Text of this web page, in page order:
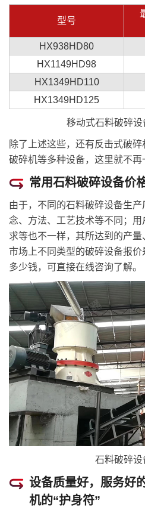
型号
HX938HD80
HX1149HD98
HX1349HD110
HX1349HD125
移动式石料破碎
除了上述这些，还有反击式破
破碎机等多种设备，这里就不再
常用石料破碎设备价
由于，不同的石料破碎设备生
念、方法、工艺技术等不同；
求等也不一样，其所达到的产
市场上不同类型的破碎设备报
多少钱，可直接在线咨询了解。
石料破碎设
设备质量好，服务
机的“护身符”